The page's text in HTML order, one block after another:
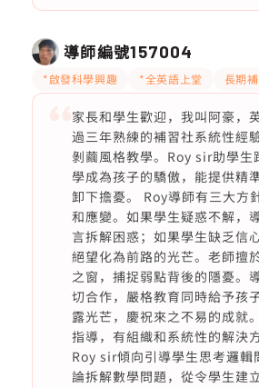
導師編號157004
*啟發科學興趣 *全英語上堂 長期
家長和學生歡迎，我叫阿豪，
過三年熟練的補習社系統性經
剝繭風格教學。Roy sir助學生
學成為孩子的驕傲，能提供精
卸下擔憂。 Roy導師有三大方
和應變。如果學生疑惑不解，
言拆解困惑；如果學生缺乏信
絕望化為前路的光芒。老師擅
之窗，捕捉弱點背後的隱憂。
切合作，嚴格教育同時給予孩
露光芒，慶祝來之不易的成就
指導，有組織和系統性的解決
Roy sir傾向引導學生思考邏輯
論拆解數學問題，從令學生建